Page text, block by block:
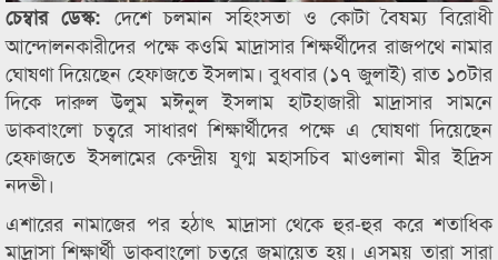
চেম্বার ডেস্ক: দেশে চলমান সহিংসতা ও কোটা বৈষম্য বিরোধী
আন্দোলনকারীদের পক্ষে কওমি মাদ্রাসার শিক্ষর্থীদের রাজপথে নামার
ঘোষণা দিয়েছেন হেফাজতে ইসলাম। বুধবার (১৭ জুলাই) রাত ১০টার
দিকে দারুল উলুম মঈনুল ইসলাম হাটহাজারী মাদ্রাসার সামনে
ডাকবাংলো চত্বরে সাধারণ শিক্ষার্থীদের পক্ষে এ ঘোষণা দিয়েছেন
হেফাজতে ইসলামের কেন্দ্রীয় যুগ্ম মহাসচিব মাওলানা মীর ইদ্রিস
নদভী।
এশারের নামাজের পর হঠাৎ মাদ্রাসা থেকে হুর-হুর করে শতাধিক
মাদ্রাসা শিক্ষার্থী ডাকবাংলো চত্বরে জমায়েত হয়। এসময় তারা সারা